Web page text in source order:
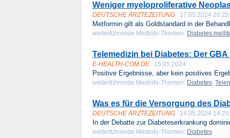
Weniger myeloproliferative
DEUTSCHE ÄRZTEZEITUNG 17.05.2024
Metformin gilt als Goldstandard in der
weiterführende Medinfo-Themen: Diabetes
Telemedizin bei Diabetes: Der
E-HEALTH-COM.DE 15.05.2024
Positive Ergebnisse, aber kein positives
weiterführende Medinfo-Themen: Diabetes;
Was es für die Versorgung des
DEUTSCHE ÄRZTEZEITUNG 14.05.2024
In der Debatte zur Diabeteserkrankung
weiterführende Medinfo-Themen: Diabetes